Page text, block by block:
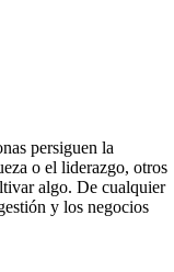
persiguen la
o el liderazgo, otros
algo. De cualquier
y los negocios